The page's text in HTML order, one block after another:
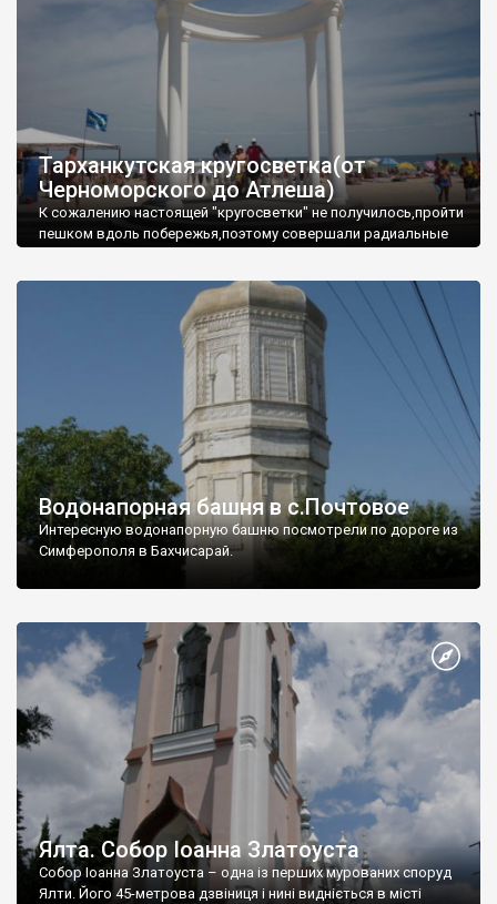
Тарханкутская кругосветка(от
Черноморского до Атлеша)
К сожалению настоящей "кругосветки" не получилось,пройти
пешком вдоль побережья,поэтому совершали радиальные
Водонапорная башня в с.Почтовое
Интересную водонапорную башню посмотрели по дороге из
Симферополя в Бахчисарай.
Ялта. Собор Іоанна Златоуста
Собор Іоанна Златоуста – одна із перших мурованих споруд
Ялти. Його 45-метрова дзвіниця і нині видніється в місті